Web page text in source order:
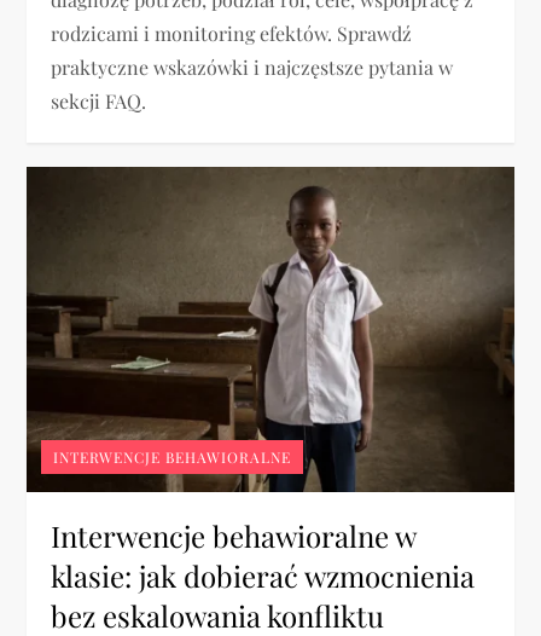
rodzicami i monitoring efektów. Sprawdź
praktyczne wskazówki i najczęstsze pytania w
sekcji FAQ.
INTERWENCJE BEHAWIORALNE
Interwencje behawioralne w
klasie: jak dobierać wzmocnienia
bez eskalowania konfliktu